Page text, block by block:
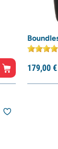
179,00€